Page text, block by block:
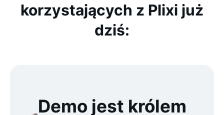
korzystających z Plixi już
dziś:
Demo jest królem